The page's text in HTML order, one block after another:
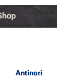
Antinori